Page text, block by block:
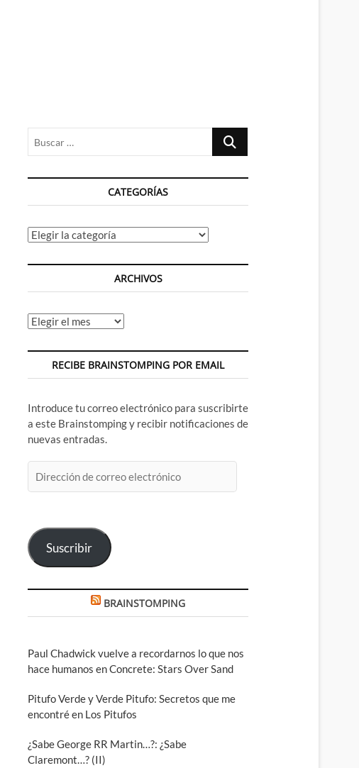
Buscar
CATEGORÍAS
Categorías
ARCHIVOS
Archivos
RECIBE BRAINSTOMPING POR EMAIL
Introduce tu correo electrónico para suscribirte
a este Brainstomping y recibir notificaciones de
nuevas entradas.
de
Suscribir
BRAINSTOMPING
Paul Chadwick vuelve a recordarnos lo que nos
hace humanos en Concrete: Stars Over Sand
Pitufo Verde y Verde Pitufo: Secretos que me
encontré en Los Pitufos
¿Sabe George RR Martin…?: ¿Sabe
Claremont…? (II)